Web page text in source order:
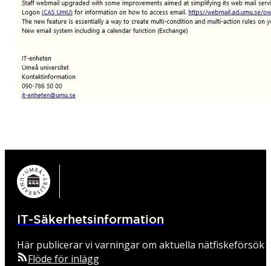
IT-Säkerhetsinformation
Här publicerar vi varningar om aktuella
Flöde för inlägg